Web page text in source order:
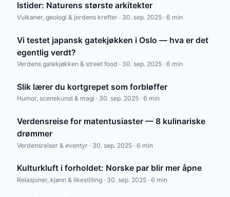
Istider: Naturens største arkitekter
Vulkaner, geologi & jordens krefter · 30. sep. 2025 · 6 min
Vi testet japansk gatekjøkken i Oslo — hva er det
egentlig verdt?
Verdens gatekjøkken & street food · 30. sep. 2025 · 6 min
Slik lærer du kortgrepet som forbløffer
Humor, scenekunst & magi · 30. sep. 2025 · 6 min
Verdensreise for matentusiaster — 8 kulinariske
drømmer
Verdensreiser & eventyr · 30. sep. 2025 · 6 min
Kulturkluft i forholdet: Norske par blir mer åpne
Relasjoner, kjønn & likestilling · 30. sep. 2025 · 6 min